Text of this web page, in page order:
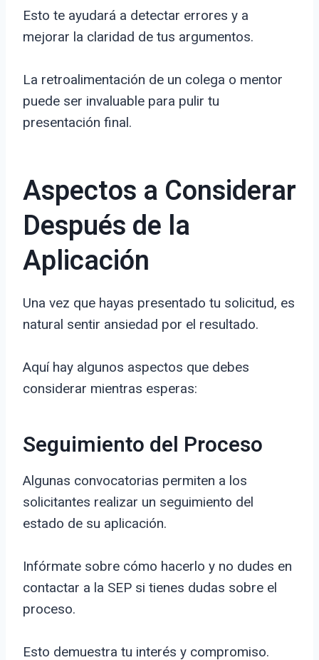
Esto te ayudará a detectar errores y a
mejorar la claridad de tus argumentos.
La retroalimentación de un colega o mentor
puede ser invaluable para pulir tu
presentación final.
Aspectos a Considerar
Después de la
Aplicación
Una vez que hayas presentado tu solicitud, es
natural sentir ansiedad por el resultado.
Aquí hay algunos aspectos que debes
considerar mientras esperas:
Seguimiento del Proceso
Algunas convocatorias permiten a los
solicitantes realizar un seguimiento del
estado de su aplicación.
Infórmate sobre cómo hacerlo y no dudes en
contactar a la SEP si tienes dudas sobre el
proceso.
Esto demuestra tu interés y compromiso.